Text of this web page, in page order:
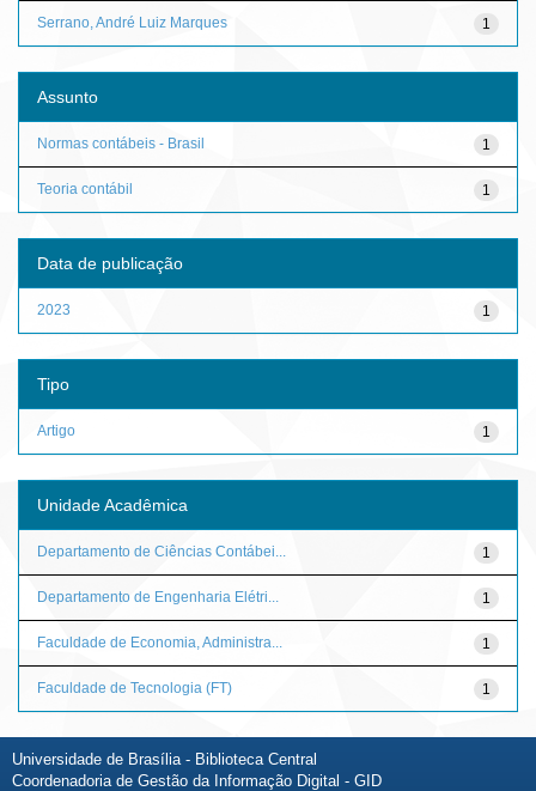
1
Serrano, André Luiz Marques
Assunto
1
Normas contábeis - Brasil
1
Teoria contábil
Data de publicação
1
2023
Tipo
1
Artigo
Unidade Acadêmica
1
Departamento de Ciências Contábei...
1
Departamento de Engenharia Elétri...
1
Faculdade de Economia, Administra...
1
Faculdade de Tecnologia (FT)
Universidade de Brasília - Biblioteca Central
Coordenadoria de Gestão da Informação Digital - GID